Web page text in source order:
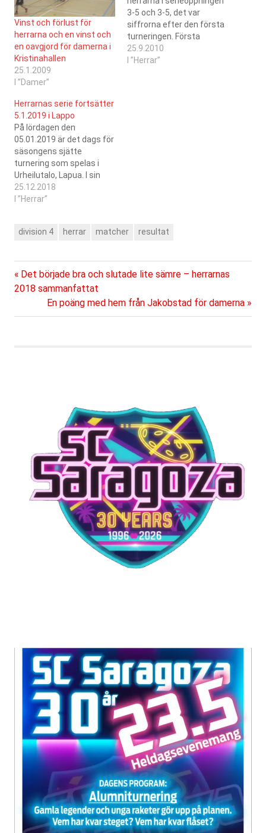
Vinst och förlust för
herrarna och en vinst och
en oavgjord för damerna i
Kristinahallen
25.1.2009
I ”Damer”
3-5 och 3-5, det var
siffrorna efter den första
turneringen. Första
matchen vände SCS ett 2-
0 underläge mot IU för att
25.9.2010
I ”Herrar”
Herrarnas serie fortsätter
5.1.2019 i Lappo
På lördagen den
05.01.2019 är det dags för
säsongens sjätte
turnering som spelas i
Urheilutalo, Lapua. I sin
första match för dagen
(matchstart kl 16:00)
18:00) Valaat. Livescore,
poängbörser hittar ni
på innebandyförbundets
resultatservice. Under de
år SC Saragoza deltagit…
25.12.2018
I ”Herrar”
division 4 herrar matcher resultat
Inläggsnavigering
Föregående
inlägg:
Det började bra och slutade lite sämre – herrarnas
2018 sammanfattat
Nästa
inlägg:
En poäng med hem från Jakobstad för damerna